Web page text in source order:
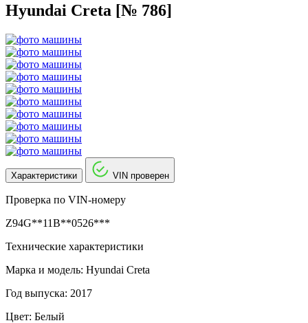
Hyundai Creta [№ 786]
Характеристики VIN проверен
Проверка по VIN-номеру
Z94G**11B**0526***
Технические характеристики
Марка и модель: Hyundai Creta
Год выпуска: 2017
Цвет: Белый